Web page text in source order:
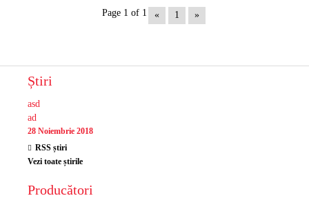
Page 1 of 1 « 1 »
Știri
asd
ad
28 Noiembrie 2018
RSS știri
Vezi toate știrile
Producători